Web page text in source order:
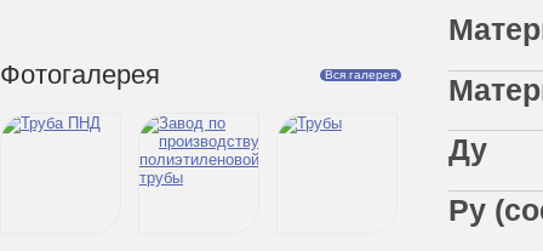
Фотогалерея Вся галерея
Ру